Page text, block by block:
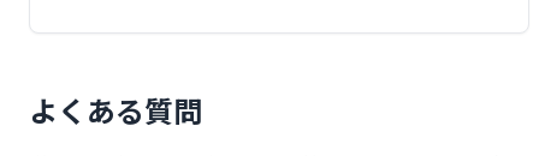
よくある質問